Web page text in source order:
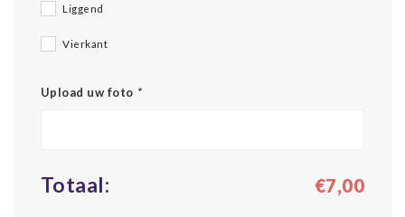
Liggend
Vierkant
Upload uw foto *
Totaal: €7,00